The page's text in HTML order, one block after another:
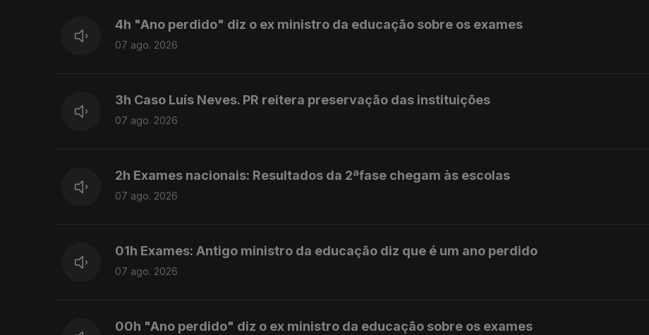
4h "Ano perdido" diz o ex ministro da educação sobre os exames
07 ago. 2026
3h Caso Luís Neves. PR reitera preservação das instituições
07 ago. 2026
2h Exames nacionais: Resultados da 2ªfase chegam às escolas
07 ago. 2026
01h Exames: Antigo ministro da educação diz que é um ano perdido
07 ago. 2026
00h "Ano perdido" diz o ex ministro da educação sobre os exames